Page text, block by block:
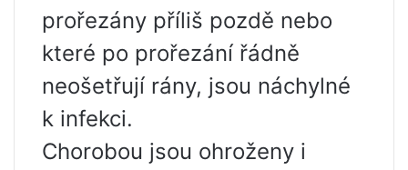
prořezány příliš pozdě nebo
které po prořezání řádně
neošetřují rány, jsou náchylné
k infekci.
Chorobou jsou ohroženy i